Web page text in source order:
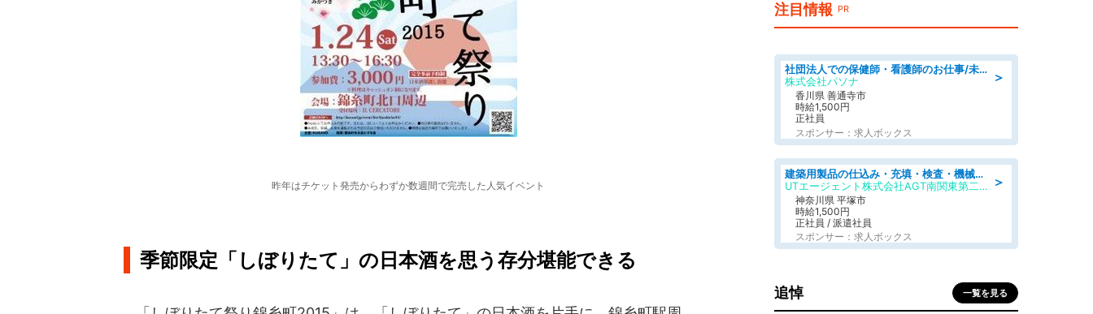
昨年はチケット発売からわずか数週間で完売した人気イベント
季節限定「しぼりたて」の日本酒を思う存分堪能できる
注目情報 PR
＞
社団法人での保健師・看護師のお仕事/未経験OK/要資格:普通免許、保健師、正看護師
株式会社パソナ
香川県 善通寺市
時給1,500円
正社員
スポンサー：求人ボックス
＞
建築用製品の仕込み・充填・検査・機械操作/寮完備/日払い/工場・製造
UTエージェント株式会社AGT南関東第二CU
神奈川県 平塚市
時給1,500円
正社員 / 派遣社員
スポンサー：求人ボックス
追悼 一覧を見る